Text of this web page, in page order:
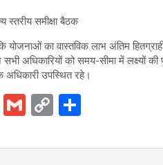
योजनाओं का वास्तविक लाभ अंतिम
अधिकारियों को समय-सीमा में लक्ष्यों
उपस्थित रहे।
T
G
ail
C
py ar